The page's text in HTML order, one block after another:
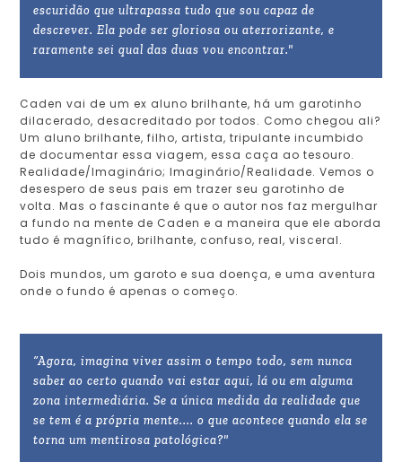
escuridão que ultrapassa tudo que sou capaz de
descrever. Ela pode ser gloriosa ou aterrorizante, e
raramente sei qual das duas vou encontrar."
Caden vai de um ex aluno brilhante, há um garotinho
dilacerado, desacreditado por todos. Como chegou ali?
Um aluno brilhante, filho, artista, tripulante incumbido
de documentar essa viagem, essa caça ao tesouro.
Realidade/Imaginário; Imaginário/Realidade. Vemos o
desespero de seus pais em trazer seu garotinho de
volta. Mas o fascinante é que o autor nos faz mergulhar
a fundo na mente de Caden e a maneira que ele aborda
tudo é magnífico, brilhante, confuso, real, visceral.
Dois mundos, um garoto e sua doença, e uma aventura
onde o fundo é apenas o começo.
“Agora, imagina viver assim o tempo todo, sem nunca
saber ao certo quando vai estar aqui, lá ou em alguma
zona intermediária. Se a única medida da realidade que
se tem é a própria mente.... o que acontece quando ela se
torna um mentirosa patológica?"